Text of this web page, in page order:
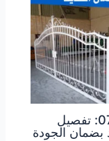
رقم حداد في عمان 0799230246: تفصيل
بضمان الجودة